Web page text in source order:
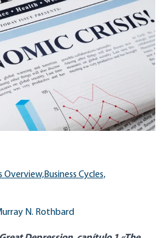
Overview,Business Cycles,
N. Rothbard